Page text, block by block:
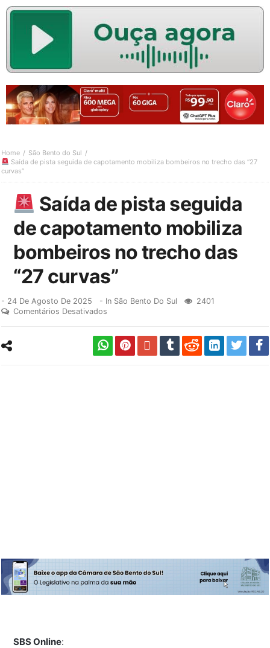
Home
São Bento do Sul
Saída de pista seguida de capotamento mobiliza bombeiros no trecho das “27
curvas”
Saída de pista seguida
de capotamento mobiliza
bombeiros no trecho das
“27 curvas”
- 24 De Agosto De 2025 - In São Bento Do Sul
2401
Comentários Desativados
SBS Online: